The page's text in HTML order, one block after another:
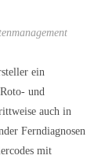
ein
und
auch in
Ferndiagnosen
mit